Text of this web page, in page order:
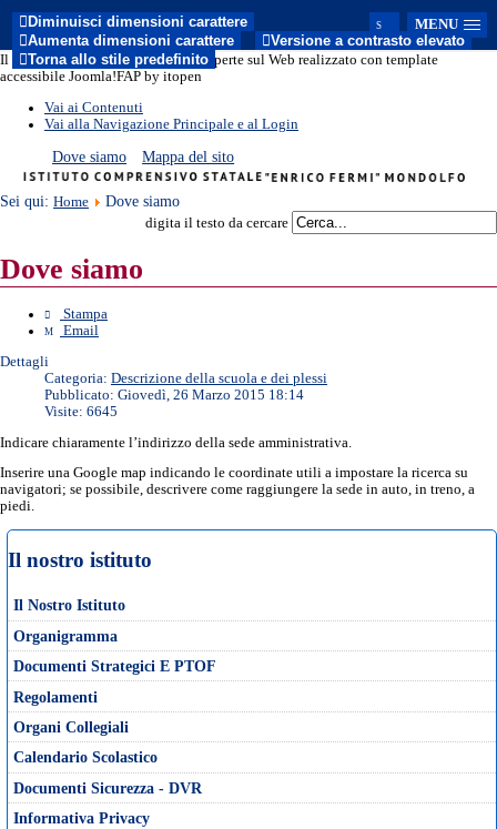
MENU
Il sito del nuovo modello di Porte Aperte sul Web realizzato con template
accessibile Joomla!FAP by itopen
Vai ai Contenuti
Vai alla Navigazione Principale e al Login
Diminuisci dimensioni carattere
Aumenta dimensioni carattere
Versione a contrasto elevato
Torna allo stile predefinito
Dove siamo Mappa del sito
Sei qui: Home Dove siamo
digita il testo da cercare
Dove siamo
Stampa
Email
Dettagli
Categoria: Descrizione della scuola e dei plessi
Pubblicato: Giovedì, 26 Marzo 2015 18:14
Visite: 6645
Indicare chiaramente l’indirizzo della sede amministrativa.
Inserire una Google map indicando le coordinate utili a impostare la ricerca su
navigatori; se possibile, descrivere come raggiungere la sede in auto, in treno, a
piedi.
Il nostro istituto
Il Nostro Istituto
Organigramma
Documenti Strategici E PTOF
Regolamenti
Organi Collegiali
Calendario Scolastico
Documenti Sicurezza - DVR
Informativa Privacy